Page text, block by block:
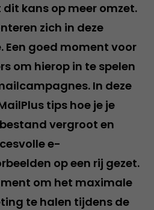
kans op meer omzet.
zich in deze
Een goed moment voor
om hierop in te spelen
In deze
tips hoe je je
vergroot en
e-
op een rij gezet.
om het maximale
te halen tijdens de